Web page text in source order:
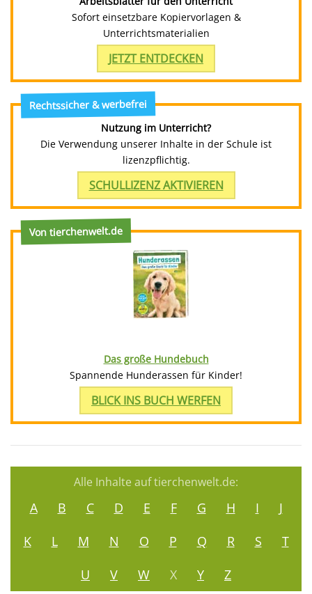
Sofort einsetzbare Kopiervorlagen &
Unterrichtsmaterialien
JETZT ENTDECKEN
Rechtssicher & werbefrei
Nutzung im Unterricht?
Die Verwendung unserer Inhalte in der Schule ist
lizenzpflichtig.
SCHULLIZENZ AKTIVIEREN
Von tierchenwelt.de
Das große Hundebuch
Spannende Hunderassen für Kinder!
BLICK INS BUCH WERFEN
Alle Inhalte auf tierchenwelt.de:
A B C D E F G H I
J
K
L M N O P Q R S
T
U
V W X Y Z